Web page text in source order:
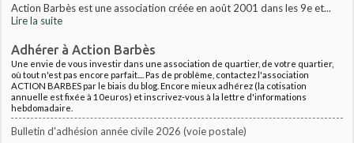
Action Barbès est une association créée en août 2001 dans les 9e et...
Lire la suite
Adhérer à Action Barbès
Une envie de vous investir dans une association de quartier, de votre quartier,
où tout n'est pas encore parfait.... Pas de problème, contactez l'association
ACTION BARBES par le biais du blog. Encore mieux adhérez (la cotisation
annuelle est fixée à 10euros) et inscrivez-vous à la lettre d'informations
hebdomadaire.
Bulletin d'adhésion année civile 2026 (voie postale)